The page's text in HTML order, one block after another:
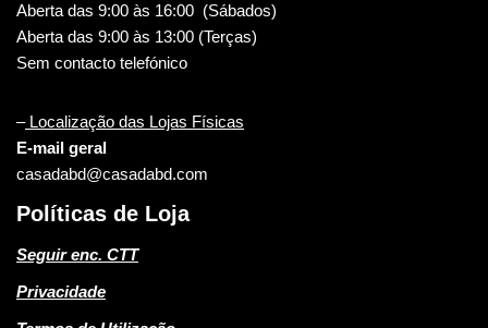
Aberta das 9:00 às 16:00 (Sábados)
Aberta das 9:00 às 13:00 (Terças)
Sem contacto telefónico
–Localização das Lojas Físicas
E-mail geral
casadabd@casadabd.com
Políticas de Loja
Seguir enc. CTT
Privacidade